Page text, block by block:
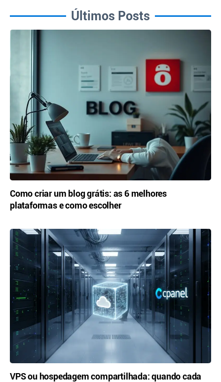
Últimos Posts
Como criar um blog grátis: as 6 melhores
plataformas e como escolher
VPS ou hospedagem compartilhada: quando cada